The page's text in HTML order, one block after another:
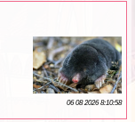
06 08 2026 8:10:58